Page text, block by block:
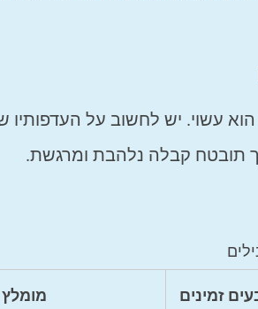
עשוי. יש לחשוב על העדפותיו
תובטח קבלה נלהבת ומרגשת.
זמינים